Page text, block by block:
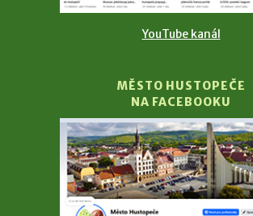
YouTube kanál
MĚSTO HUSTOPEČE
NA FACEBOOKU